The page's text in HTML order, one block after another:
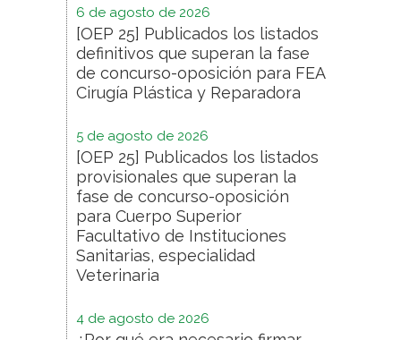
6 de agosto de 2026
[OEP 25] Publicados los listados
definitivos que superan la fase
de concurso-oposición para FEA
Cirugía Plástica y Reparadora
5 de agosto de 2026
[OEP 25] Publicados los listados
provisionales que superan la
fase de concurso-oposición
para Cuerpo Superior
Facultativo de Instituciones
Sanitarias, especialidad
Veterinaria
4 de agosto de 2026